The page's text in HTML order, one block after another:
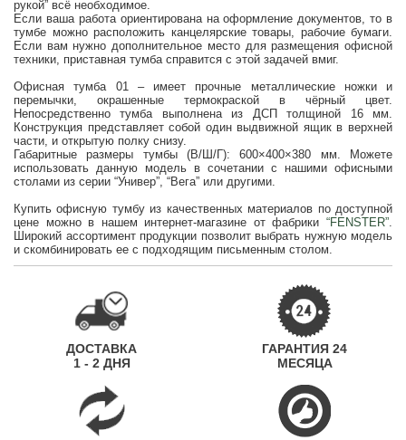
рукой” всё необходимое.
Если ваша работа ориентирована на оформление документов, то в
тумбе можно расположить канцелярские товары, рабочие бумаги.
Если вам нужно дополнительное место для размещения офисной
техники, приставная тумба справится с этой задачей вмиг.
Офисная тумба 01 – имеет прочные металлические ножки и
перемычки, окрашенные термокраской в чёрный цвет.
Непосредственно тумба выполнена из ДСП толщиной 16 мм.
Конструкция представляет собой один выдвижной ящик в верхней
части, и открытую полку снизу.
Габаритные размеры тумбы (В/Ш/Г): 600×400×380 мм. Можете
использовать данную модель в сочетании с нашими офисными
столами из серии “Универ”, “Вега” или другими.
Купить офисную тумбу из качественных материалов по доступной
цене можно в нашем интернет-магазине от фабрики “FENSTER”.
Широкий ассортимент продукции позволит выбрать нужную модель
и скомбинировать ее с подходящим письменным столом.
ДОСТАВКА
1 - 2 ДНЯ
ГАРАНТИЯ 24
МЕСЯЦА